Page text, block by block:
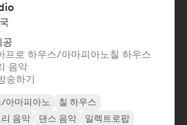
공
프로 하우스/아마피아노칠 하우스
음악
송하기
아마피아노
칠 하우스
음악 댄스 음악
일렉트로팝